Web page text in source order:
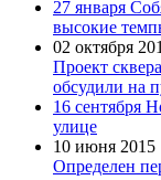
27 января
высокие
02 октября
Проект
обсудили на
16 сентября
улице
10 июня 2015
Определен